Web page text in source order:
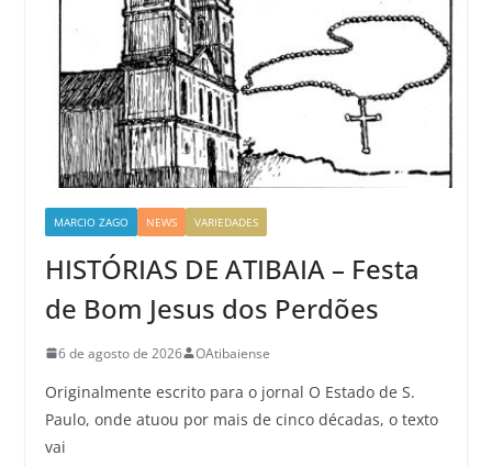
MARCIO ZAGO NEWS VARIEDADES
HISTÓRIAS DE ATIBAIA – Festa
de Bom Jesus dos Perdões
6 de agosto de 2026 OAtibaiense
Originalmente escrito para o jornal O Estado de S.
Paulo, onde atuou por mais de cinco décadas, o texto
vai